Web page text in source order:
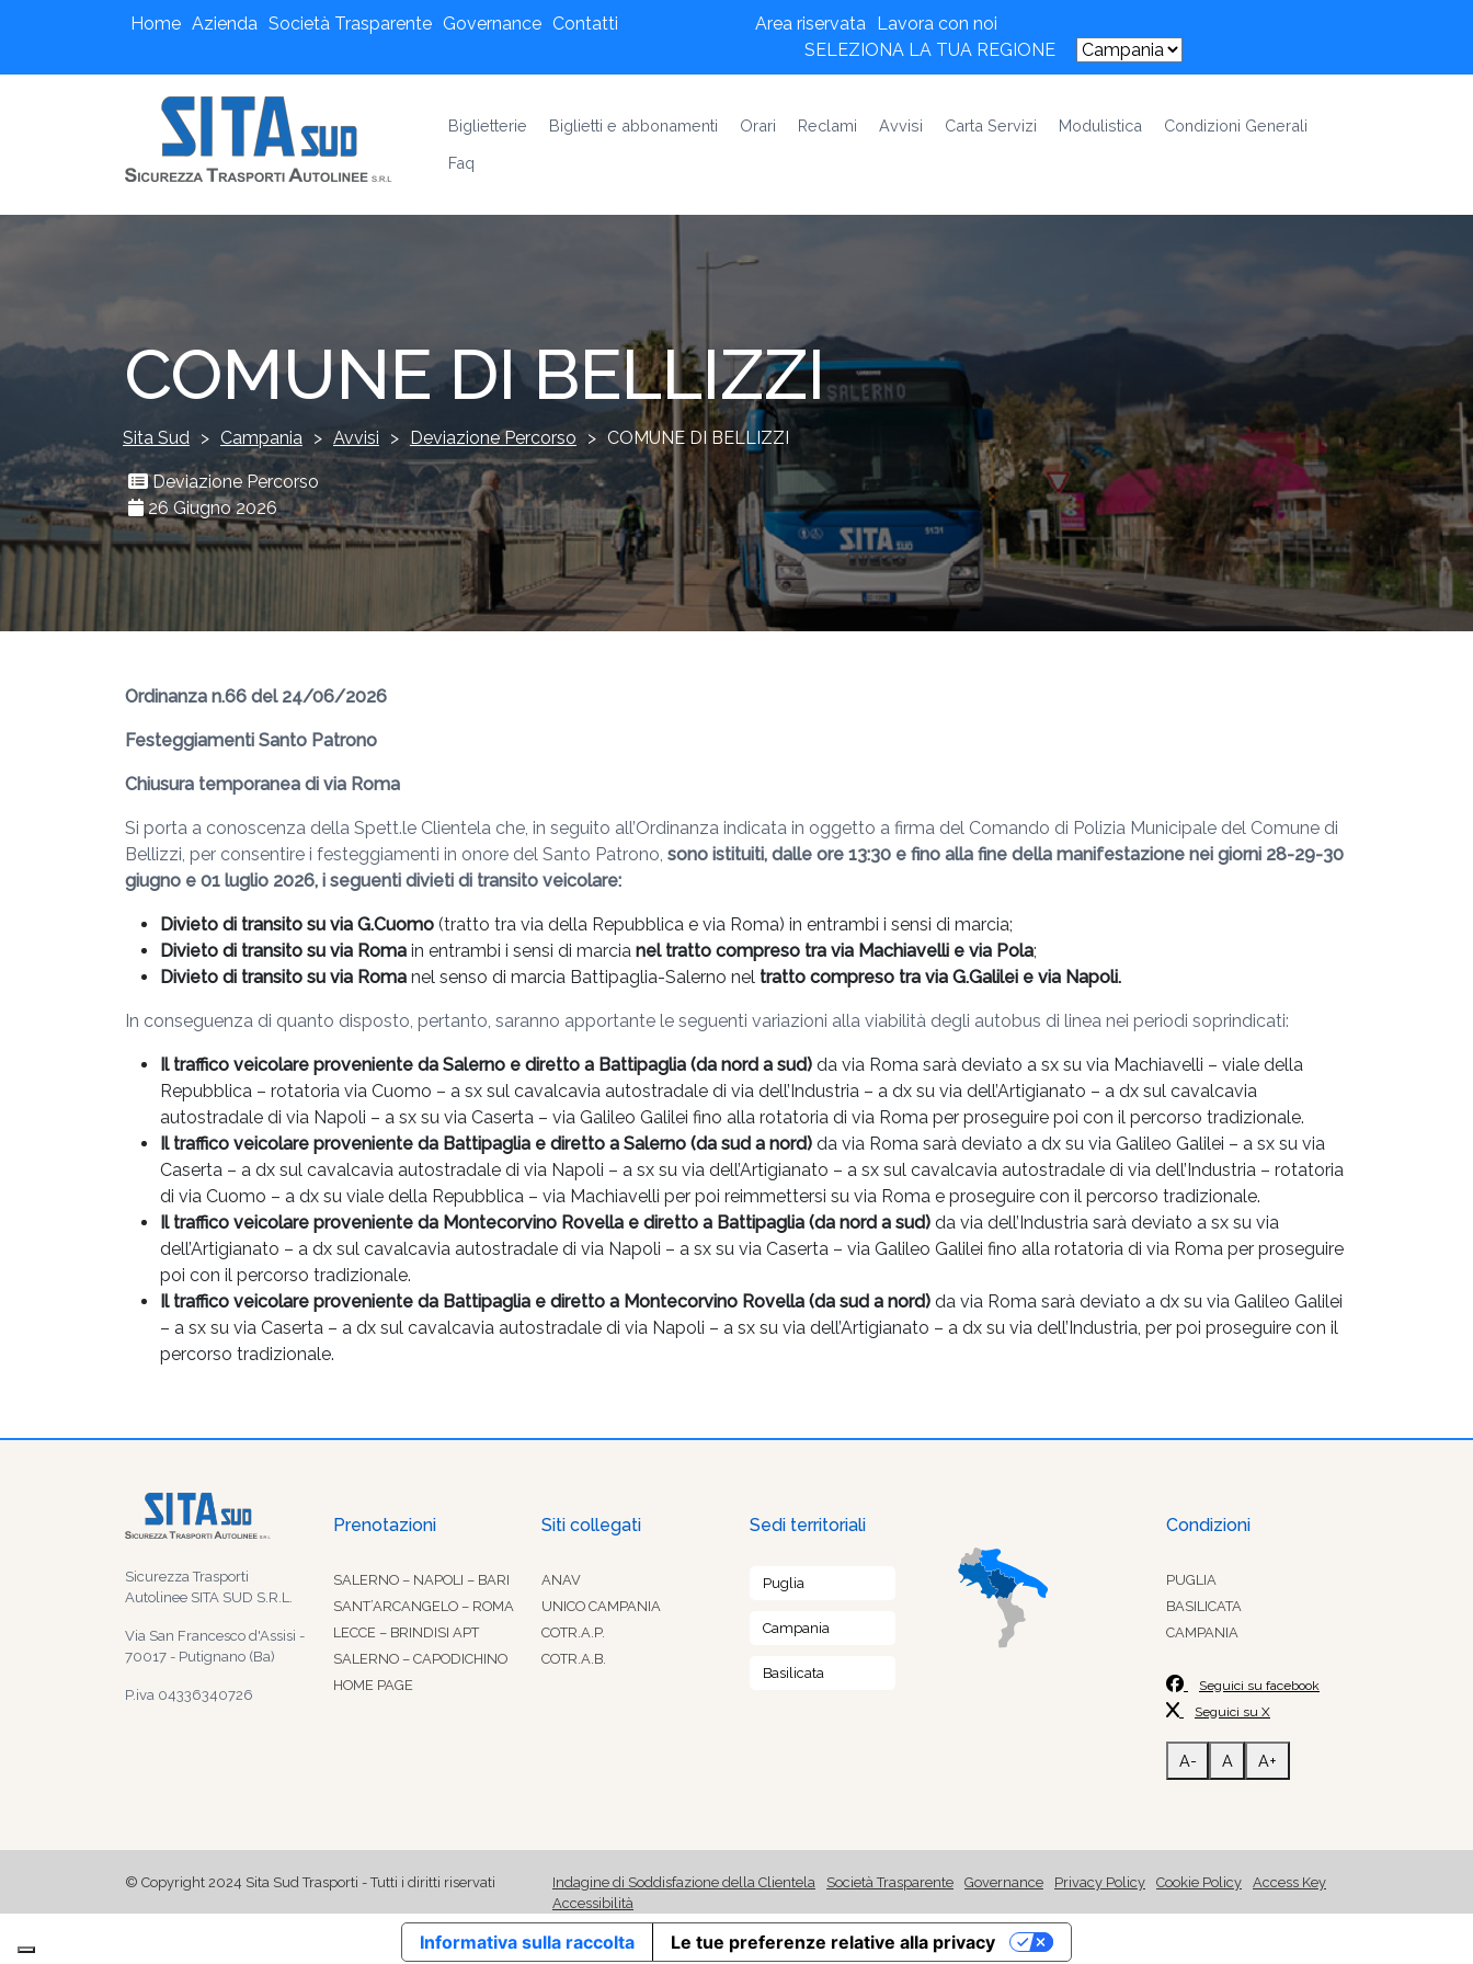
Home Azienda Società Trasparente Governance Contatti Area riservata Lavora con noi
SELEZIONA LA TUA REGIONE
Biglietterie Biglietti e abbonamenti Orari Reclami Avvisi Carta Servizi Modulistica
Condizioni Generali
Faq
COMUNE DI BELLIZZI
Sita Sud > Campania > Avvisi > Deviazione Percorso > COMUNE DI BELLIZZI
Deviazione Percorso
26 Giugno 2026
Ordinanza n.66 del 24/06/2026
Festeggiamenti Santo Patrono
Chiusura temporanea di via Roma
Si porta a conoscenza della Spett.le Clientela che, in seguito all’Ordinanza indicata in oggetto a firma del Comando di Polizia Municipale del Comune di
Bellizzi, per consentire i festeggiamenti in onore del Santo Patrono, sono istituiti, dalle ore 13:30 e fino alla fine della manifestazione nei giorni 28-29-30
giugno e 01 luglio 2026, i seguenti divieti di transito veicolare:
Divieto di transito su via G.Cuomo (tratto tra via della Repubblica e via Roma) in entrambi i sensi di marcia;
Divieto di transito su via Roma in entrambi i sensi di marcia nel tratto compreso tra via Machiavelli e via Pola;
Divieto di transito su via Roma nel senso di marcia Battipaglia-Salerno nel tratto compreso tra via G.Galilei e via Napoli.
In conseguenza di quanto disposto, pertanto, saranno apportante le seguenti variazioni alla viabilità degli autobus di linea nei periodi soprindicati:
Il traffico veicolare proveniente da Salerno e diretto a Battipaglia (da nord a sud) da via Roma sarà deviato a sx su via Machiavelli – viale della
Repubblica – rotatoria via Cuomo – a sx sul cavalcavia autostradale di via dell’Industria – a dx su via dell’Artigianato – a dx sul cavalcavia
autostradale di via Napoli – a sx su via Caserta – via Galileo Galilei fino alla rotatoria di via Roma per proseguire poi con il percorso tradizionale.
Il traffico veicolare proveniente da Battipaglia e diretto a Salerno (da sud a nord) da via Roma sarà deviato a dx su via Galileo Galilei – a sx su via
Caserta – a dx sul cavalcavia autostradale di via Napoli – a sx su via dell’Artigianato – a sx sul cavalcavia autostradale di via dell’Industria – rotatoria
di via Cuomo – a dx su viale della Repubblica – via Machiavelli per poi reimmettersi su via Roma e proseguire con il percorso tradizionale.
Il traffico veicolare proveniente da Montecorvino Rovella e diretto a Battipaglia (da nord a sud) da via dell’Industria sarà deviato a sx su via
dell’Artigianato – a dx sul cavalcavia autostradale di via Napoli – a sx su via Caserta – via Galileo Galilei fino alla rotatoria di via Roma per proseguire
poi con il percorso tradizionale.
Il traffico veicolare proveniente da Battipaglia e diretto a Montecorvino Rovella (da sud a nord) da via Roma sarà deviato a dx su via Galileo Galilei
– a sx su via Caserta – a dx sul cavalcavia autostradale di via Napoli – a sx su via dell’Artigianato – a dx su via dell’Industria, per poi proseguire con il
percorso tradizionale.
Sicurezza Trasporti
Autolinee SITA SUD S.R.L.
Via San Francesco d'Assisi -
70017 - Putignano (Ba)
P.iva 04336340726
Prenotazioni
SALERNO – NAPOLI – BARI
SANT’ARCANGELO – ROMA
LECCE – BRINDISI APT
SALERNO – CAPODICHINO
HOME PAGE
Siti collegati
ANAV
UNICO CAMPANIA
COTR.A.P.
COTR.A.B.
Sedi territoriali
Puglia
Campania
Basilicata
Condizioni
PUGLIA
BASILICATA
CAMPANIA
Seguici su facebook
Seguici su X
A- A A+
© Copyright 2024 Sita Sud Trasporti - Tutti i diritti riservati Indagine di Soddisfazione della Clientela Società Trasparente Governance Privacy Policy Cookie Policy
Access Key
Accessibilità
Informativa sulla raccolta Le tue preferenze relative alla privacy